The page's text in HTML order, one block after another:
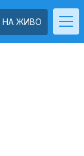
НА ЖИВО